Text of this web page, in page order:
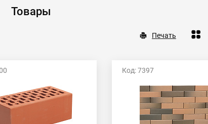
Товары
Печать
Код: 7397